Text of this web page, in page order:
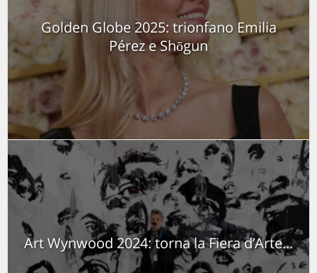
Golden Globe 2025: trionfano Emilia
Pérez e Shōgun
Art Wynwood 2024: torna la Fiera d’Arte...